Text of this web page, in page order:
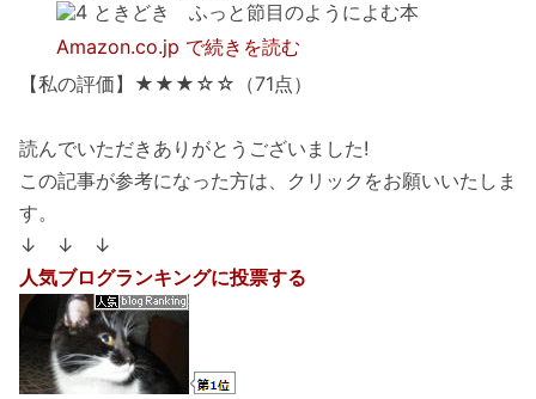
ときどき ふっと節目のようによむ本
Amazon.co.jp で続きを読む
【私の評価】★★★☆☆（71点）
読んでいただきありがとうございました!
この記事が参考になった方は、クリックをお願いいたしま
す。
↓ ↓ ↓
人気ブログランキングに投票する